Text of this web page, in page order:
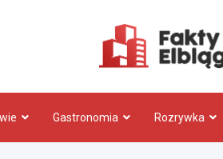
Gastronomia Rozrywka